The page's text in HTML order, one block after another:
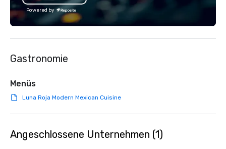
Powered by
Gastronomie
Menüs
Luna Roja Modern Mexican Cuisine
Angeschlossene Unternehmen (1)